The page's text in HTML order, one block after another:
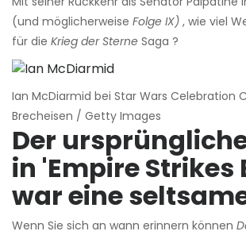
(und möglicherweise Folge IX) , wie viel
für die Krieg der Sterne Saga ?
Ian McDiarmid bei Star Wars Celebration
Brecheisen / Getty Images
Der
in 'Empire Strikes
war eine
Wenn Sie sich an wann erinnern können